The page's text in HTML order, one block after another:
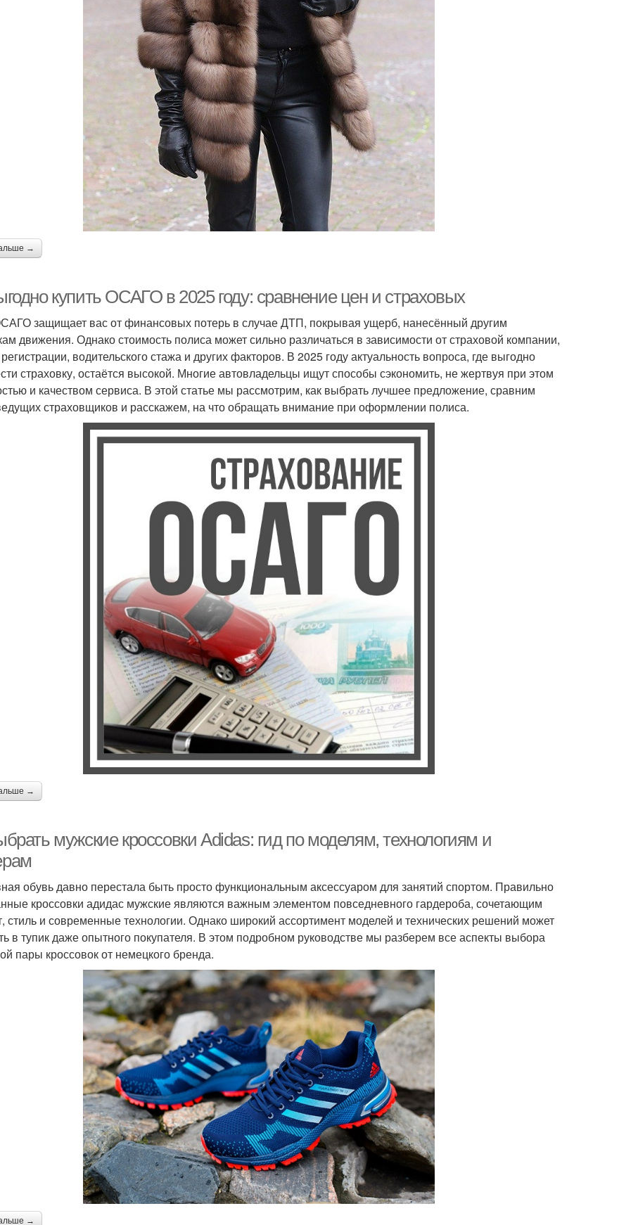
→
купить ОСАГО в 2025 году: сравнение цен и страховых
защищает вас от финансовых потерь в случае ДТП, покрывая ущерб, нанесённый другим
движения. Однако стоимость полиса может сильно различаться в зависимости от страховой компании,
водительского стажа и других факторов. В 2025 году актуальность вопроса, где выгодно
страховку, остаётся высокой. Многие автовладельцы ищут способы сэкономить, не жертвуя при этом
и качеством сервиса. В этой статье мы рассмотрим, как выбрать лучшее предложение, сравним
страховщиков и расскажем, на что обращать внимание при оформлении полиса.
→
мужские кроссовки Adidas: гид по моделям, технологиям и
обувь давно перестала быть просто функциональным аксессуаром для занятий спортом. Правильно
кроссовки адидас мужские являются важным элементом повседневного гардероба, сочетающим
стиль и современные технологии. Однако широкий ассортимент моделей и технических решений может
в тупик даже опытного покупателя. В этом подробном руководстве мы разберем все аспекты выбора
пары кроссовок от немецкого бренда.
→